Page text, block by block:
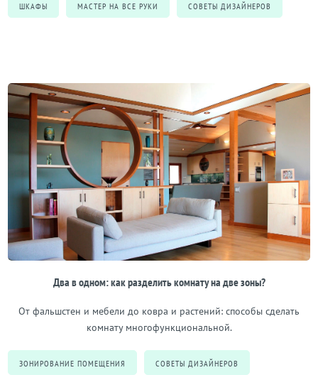
ШКАФЫ МАСТЕР НА ВСЕ РУКИ СОВЕТЫ ДИЗАЙНЕРОВ
Два в одном: как разделить комнату на две зоны?
От фальшстен и мебели до ковра и растений: способы сделать
комнату многофункциональной.
ЗОНИРОВАНИЕ ПОМЕЩЕНИЯ СОВЕТЫ ДИЗАЙНЕРОВ